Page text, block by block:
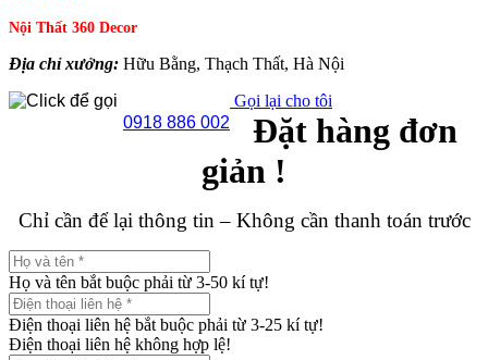
Nội Thất 360 Decor
Địa chỉ xưởng: Hữu Bằng, Thạch Thất, Hà Nội
0918 886 002
Gọi lại cho tôi
Đặt hàng đơn
giản !
Chỉ cần để lại thông tin – Không cần thanh toán trước
Họ và tên bắt buộc phải từ 3-50 kí tự!
Điện thoại liên hệ bắt buộc phải từ 3-25 kí tự!
Điện thoại liên hệ không hợp lệ!